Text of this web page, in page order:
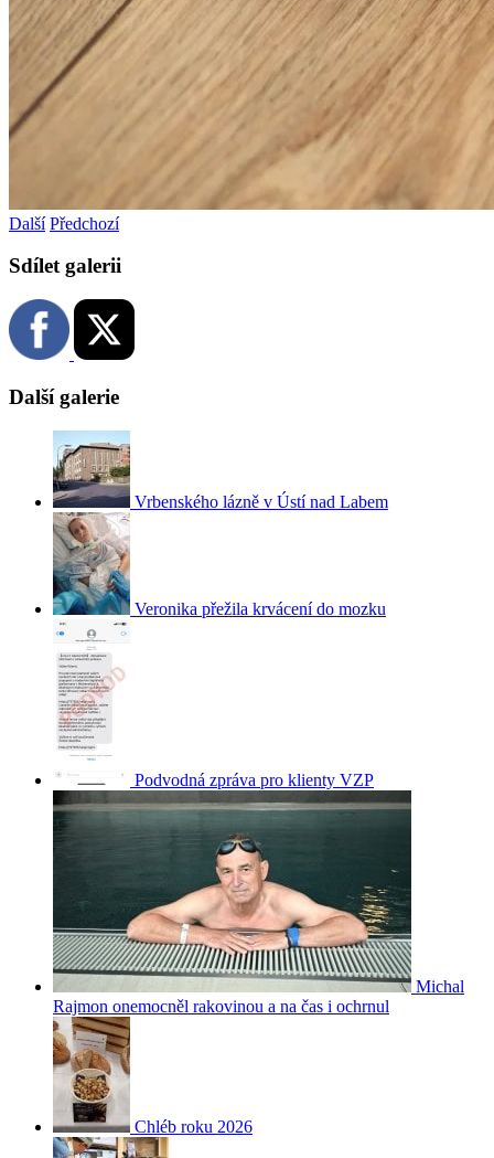
Další Předchozí
Sdílet galerii
Další galerie
Vrbenského lázně v Ústí nad Labem
Veronika přežila krvácení do mozku
Podvodná zpráva pro klienty VZP
Michal
Rajmon onemocněl rakovinou a na čas i ochrnul
Chléb roku 2026